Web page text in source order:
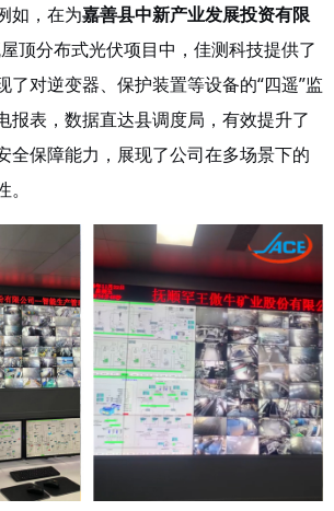
如，在为嘉善县中新产业发展投资有限
顶分布式光伏项目中，佳测科技提供了
了对逆变器、保护装置等设备的“四遥”监
报表，数据直达县调度局，有效提升了
全保障能力，展现了公司在多场景下的